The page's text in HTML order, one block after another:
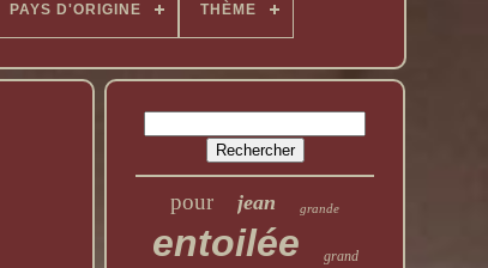
PAYS D'ORIGINE THÈME
pour jean grande
entoilée grand